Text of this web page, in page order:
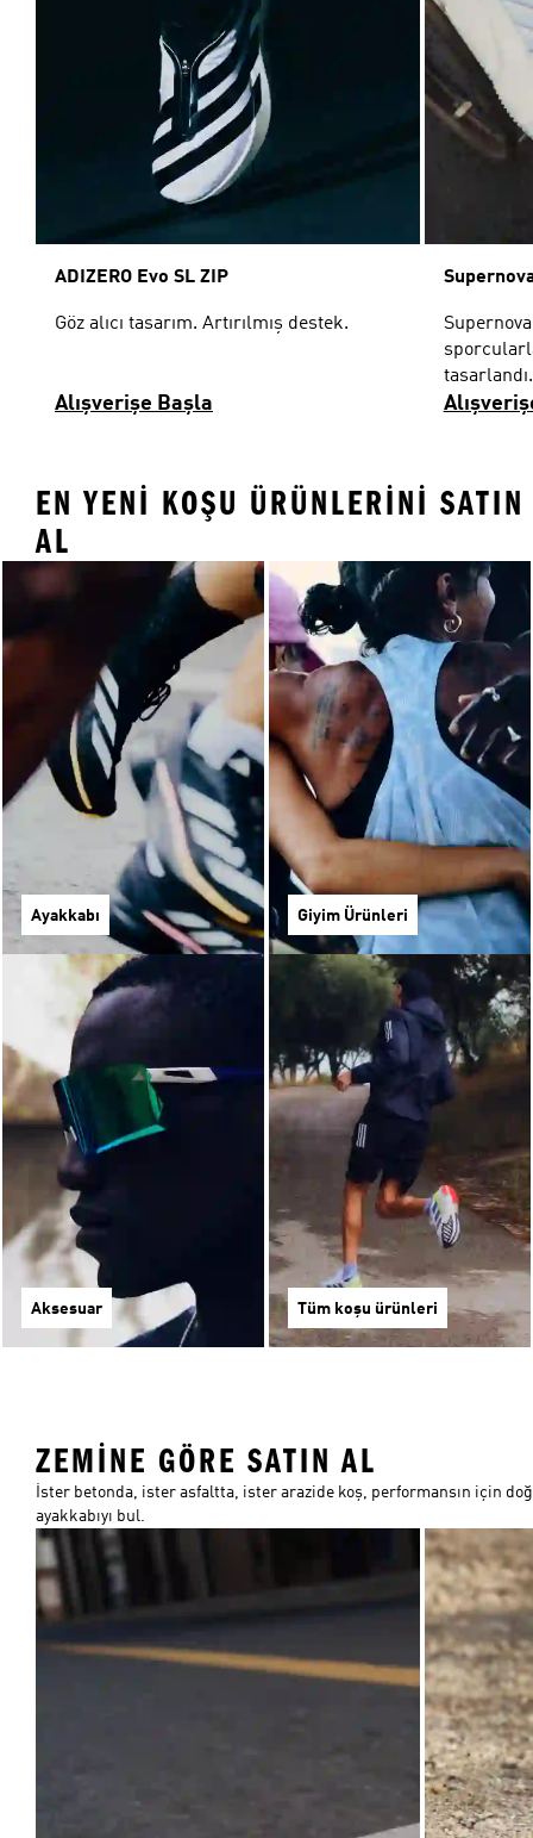
ADIZERO Evo SL ZIP
Göz alıcı tasarım. Artırılmış destek.
Alışverişe Başla
tasarlandı.
EN YENI KOŞU ÜRÜNLERINI SATIN
AL
Ayakkabı Giyim Ürünleri
Aksesuar Tüm koşu ürünleri
ZEMINE GÖRE SATIN AL
İster betonda, ister asfaltta, ister arazide koş, performansın için
ayakkabıyı bul.